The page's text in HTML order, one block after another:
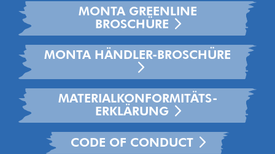
MONTA GREENLINE
BROSCHÜRE
MONTA HÄNDLER-BROSCHÜRE
MATERIALKONFORMITÄTS-
ERKLÄRUNG
CODE OF CONDUCT